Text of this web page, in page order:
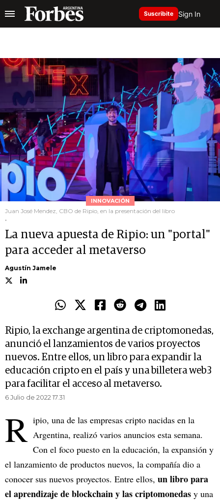
Suscribite Sign In
INNOVACIÓN
Juan José Mendez, CBO de Ripio, en la presentación del libro
.
La nueva apuesta de Ripio: un "portal"
para acceder al metaverso
Agustín Jamele
Ripio, la exchange argentina de criptomonedas,
anunció el lanzamientos de varios proyectos
nuevos. Entre ellos, un libro para expandir la
educación cripto en el país y una billetera web3
para facilitar el acceso al metaverso.
6 Julio de 2022 17.31
R ipio, una de las empresas cripto nacidas en la
Argentina, realizó varios anuncios esta semana.
Con el foco puesto en la educación, la expansión y
el lanzamiento de productos nuevos, la compañía dio a
conocer sus nuevos proyectos. Entre ellos, un libro para
el aprendizaje de blockchain y las criptomonedas y una